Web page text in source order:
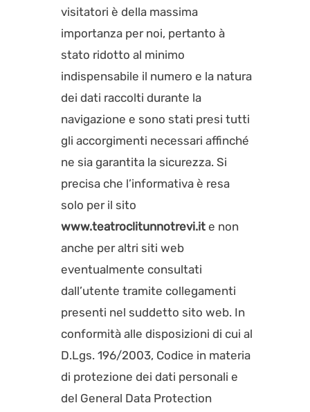
visitatori è della massima
importanza per noi, pertanto à
stato ridotto al minimo
indispensabile il numero e la natura
dei dati raccolti durante la
navigazione e sono stati presi tutti
gli accorgimenti necessari affinché
ne sia garantita la sicurezza. Si
precisa che l’informativa è resa
solo per il sito
www.teatroclitunnotrevi.it e non
anche per altri siti web
eventualmente consultati
dall’utente tramite collegamenti
presenti nel suddetto sito web. In
conformità alle disposizioni di cui al
D.Lgs. 196/2003, Codice in materia
di protezione dei dati personali e
del General Data Protection